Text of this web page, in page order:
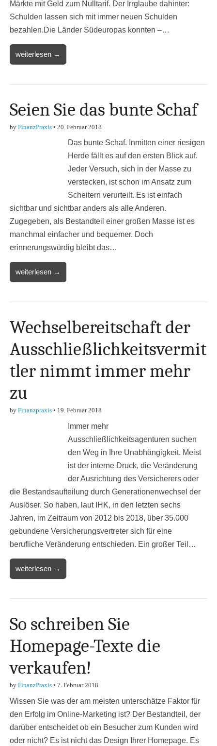
Märkte mit Geld zum Nulltarif. Der Irrglaube dahinter:
Schulden lassen sich mit immer neuen Schulden
bezahlen.Die Länder Südeuropas konnten –…
weiterlesen →
Seien Sie das bunte Schaf
by FinanzPraxis • 20. Februar 2018
Das bunte Schaf. Inmitten einer riesigen
Herde fällt es auf den ersten Blick auf.
Jeder Versuch, sich in der Masse zu
verstecken, ist schon im Ansatz zum
Scheitern verurteilt. Es ist einfach
sichtbar und sichtbar anders als alle Anderen.
Zugegeben, als Bestandteil einer großen Masse ist es
manchmal einfacher und bequemer. Doch
erinnerungswürdig bleibt das…
weiterlesen →
Wechselbereitschaft der
Ausschließlichkeitsvermit
tler nimmt immer mehr
zu
by Finanzpraxis • 19. Februar 2018
Immer mehr
Ausschließlichkeitsagenturen suchen
den Weg in Ihre Unabhängigkeit. Meist
ist der interne Druck, die Veränderung
der Ausrichtung des Versicherers oder
die Bestandsaufteilung durch Generationenwechsel der
Auslöser. So haben, laut IHK, in den letzten sechs
Jahren, im Zeitraum von 2012 bis 2018, über 35.000
gebundene Versicherungsvertreter sich für eine
berufliche Veränderung entschieden. Ein großer Teil…
weiterlesen →
So schreiben Sie
Homepage-Texte die
verkaufen!
by FinanzPraxis • 7. Februar 2018
Wissen Sie was der am meisten unterschätze Faktor für
den Erfolg im Online-Marketing ist? Der Bestandteil, der
darüber entscheidet ob ein Besucher zum Kunden wird
oder nicht? Es ist nicht das Design Ihrer Homepage. Es